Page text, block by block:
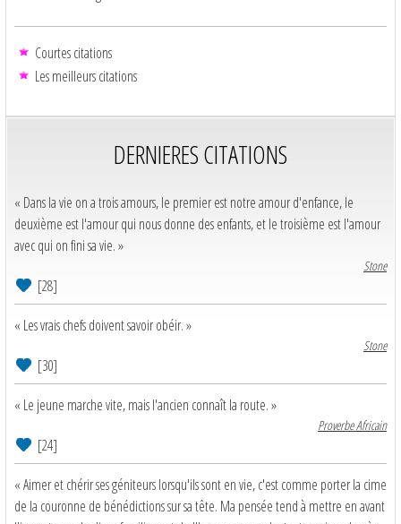
Courtes citations
Les meilleurs citations
DERNIERES CITATIONS
« Dans la vie on a trois amours, le premier est notre amour d'enfance, le
deuxième est l'amour qui nous donne des enfants, et le troisième est l'amour
avec qui on fini sa vie. »
Stone
[28]
« Les vrais chefs doivent savoir obéir. »
Stone
[30]
« Le jeune marche vite, mais l'ancien connaît la route. »
Proverbe Africain
[24]
« Aimer et chérir ses géniteurs lorsqu'ils sont en vie, c'est comme porter la cime
de la couronne de bénédictions sur sa tête. Ma pensée tend à mettre en avant